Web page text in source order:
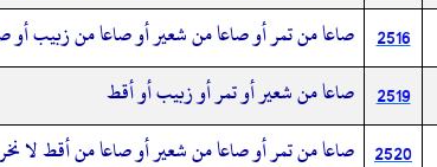
2516 صاعا من تمر أو صاعا من شعير أو صاعا من زبيب
2519 صاعا من شعير أو تمر أو زبيب أو أقط
2520 صاعا من تمر أو صاعا من شعير أو صاعا من أقط لا